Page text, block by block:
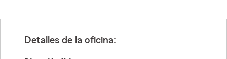
Detalles de la oficina: